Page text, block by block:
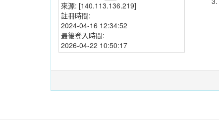
來源: [140.113.136.219]
註冊時間:
2024-04-16 12:34:52
最後登入時間:
2026-04-22 10:50:17